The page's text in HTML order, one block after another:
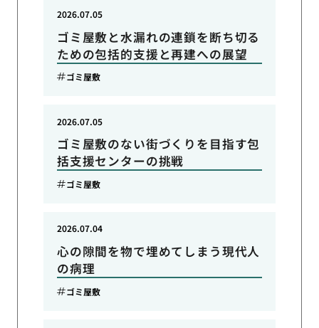
ゴミ屋敷と水漏れの連鎖を断ち切る
ための包括的支援と再建への展望
2026.07.05
ゴミ屋敷
ゴミ屋敷のない街づくりを目指す包
括支援センターの挑戦
2026.07.05
ゴミ屋敷
心の隙間を物で埋めてしまう現代人
の病理
2026.07.04
ゴミ屋敷